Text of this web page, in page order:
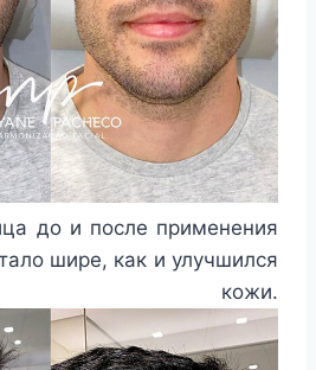
до и после применения
шире, как и улучшился
кожи.